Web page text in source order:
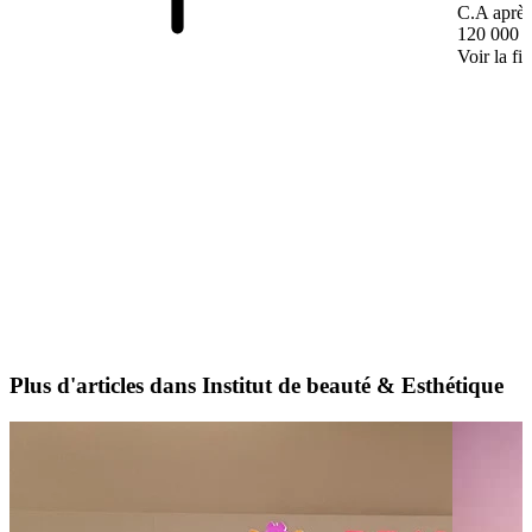
C.A
120 000 €
Voir la
Plus d'articles dans Institut de beauté & Esthétique